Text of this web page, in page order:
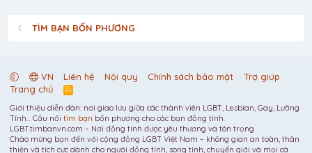
TÌM BẠN BỐN PHƯƠNG
VN Liên hệ Nội quy Chính sách bảo mật
Trợ giúp
Trang chủ
R
S
S
Giới thiệu diễn đàn: nơi giao lưu giữa các thành viên LGBT, Lesbian, Gay, Lưỡng
Tính... Cầu nối tìm bạn bốn phương cho các bạn đồng tính.
LGBT.timbanvn.com – Nơi đồng tính được yêu thương và tôn trọng
Chào mừng bạn đến với cộng đồng LGBT Việt Nam – không gian an toàn, thân
thiện và tích cực dành cho người đồng tính, song tính, chuyển giới và mọi cá